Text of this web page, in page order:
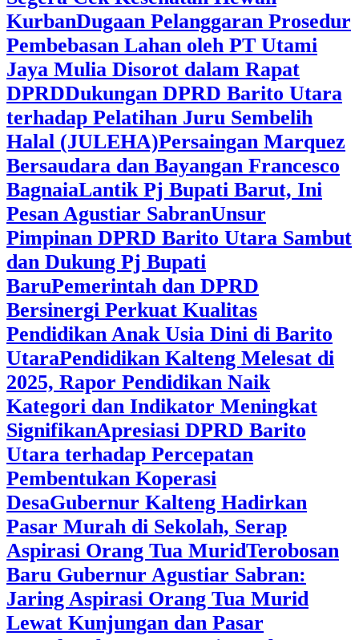
KurbanDugaan Pelanggaran Prosedur
Pembebasan Lahan oleh PT Utami
Jaya Mulia Disorot dalam Rapat
DPRDDukungan DPRD Barito Utara
terhadap Pelatihan Juru Sembelih
Halal (JULEHA)Persaingan Marquez
Bersaudara dan Bayangan Francesco
BagnaiaLantik Pj Bupati Barut, Ini
Pesan Agustiar SabranUnsur
Pimpinan DPRD Barito Utara Sambut
dan Dukung Pj Bupati
BaruPemerintah dan DPRD
Bersinergi Perkuat Kualitas
Pendidikan Anak Usia Dini di Barito
Utara‎Pendidikan Kalteng Melesat di
2025, Rapor Pendidikan Naik
Kategori dan Indikator Meningkat
SignifikanApresiasi DPRD Barito
Utara terhadap Percepatan
Pembentukan Koperasi
Desa‎Gubernur Kalteng Hadirkan
Pasar Murah di Sekolah, Serap
Aspirasi Orang Tua Murid‎Terobosan
Baru Gubernur Agustiar Sabran:
Jaring Aspirasi Orang Tua Murid
Lewat Kunjungan dan Pasar